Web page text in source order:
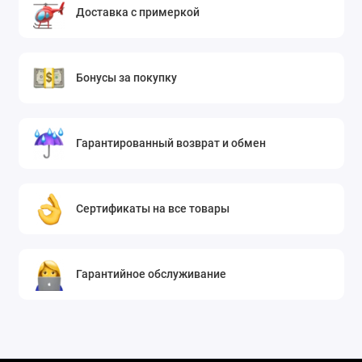
Доставка с примеркой
Бонусы за покупку
Гарантированный возврат и обмен
Сертификаты на все товары
Гарантийное обслуживание